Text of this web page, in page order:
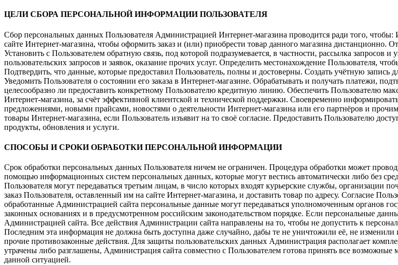
ЦЕЛИ СБОРА ПЕРСОНАЛЬНОЙ ИНФОРМАЦИИ ПОЛЬЗОВАТЕЛЯ
Сбор персональных данных Пользователя Администрацией Интернет-магазина проводится ради того,
сайте Интернет-магазина, чтобы оформить заказ и (или) приобрести товар данного магазина дистанционно.
Установить с Пользователем обратную связь, под которой подразумевается, в частности, рассылка запросов
пользовательских запросов и заявок, оказание прочих услуг. Определить местонахождение Пользователя,
Подтвердить, что данные, которые предоставил Пользователь, полны и достоверны. Создать учётную запись
Уведомить Пользователя о состоянии его заказа в Интернет-магазине. Обрабатывать и получать платежи,
целесообразно ли предоставить конкретному Пользователю кредитную линию. Обеспечить Пользователю
Интернет-магазина, за счёт эффективной клиентской и технической поддержки. Своевременно
предложениями, новыми прайсами, новостями о деятельности Интернет-магазина или его партнёров и
товары Интернет-магазина, если Пользователь изъявит на то своё согласие. Предоставить Пользователю
продукты, обновления и услуги.
СПОСОБЫ И СРОКИ ОБРАБОТКИ ПЕРСОНАЛЬНОЙ ИНФОРМАЦИИ
Срок обработки персональных данных Пользователя ничем не ограничен. Процедура обработки может
помощью информационных систем персональных данных, которые могут вестись автоматически либо без
Пользователя могут передаваться третьим лицам, в число которых входят курьерские службы, организации
заказ Пользователя, оставленный им на сайте Интернет-магазина, и доставить товар по адресу. Согласие
обработанные Администрацией сайта персональные данные могут передаваться уполномоченным органов
законных основаниях и в предусмотренном российским законодательством порядке. Если персональные
Администрацией сайта. Все действия Администрации сайта направлены на то, чтобы не допустить к
Последним эта информация не должна быть доступна даже случайно, дабы те не уничтожили её, не
прочие противозаконные действия. Для защиты пользовательских данных Администрация располагает
утрачены либо разглашены, Администрация сайта совместно с Пользователем готова принять все
данной ситуацией.